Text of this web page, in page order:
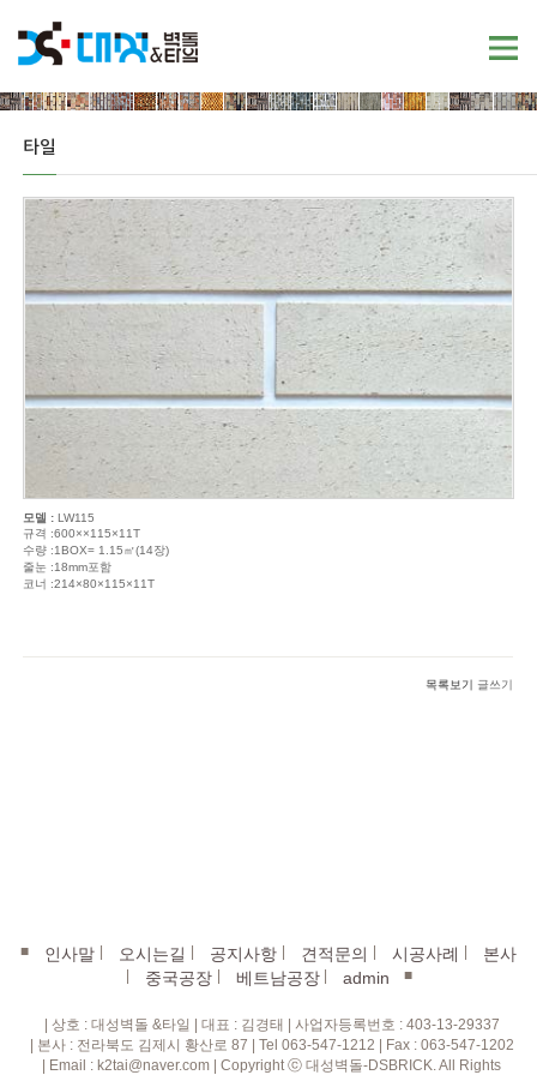
타일
모델 :LW115
규격 :600××115×11T
수량 :1BOX= 1.15㎡(14장)
줄눈 :18mm포함
코너 :214×80×115×11T
목록보기 글쓰기
■ 인사말 오시는길 공지사항 견적문의 시공사례 본사
중국공장 베트남공장| admin ■
| 상호 : 대성벽돌 &타일 | 대표 : 김경태 | 사업자등록번호 : 403-13-29337
| 본사 : 전라북도 김제시 황산로 87 | Tel 063-547-1212 | Fax : 063-547-1202
| Email : k2tai@naver.com | Copyright ⓒ 대성벽돌-DSBRICK. All Rights